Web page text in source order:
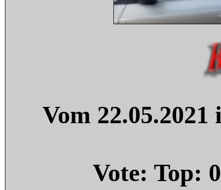
Vom
Vote: Top: 0